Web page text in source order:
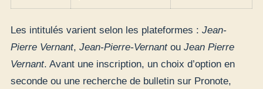
Les intitulés varient selon les plateformes : Jean-
Pierre Vernant, Jean-Pierre-Vernantou Jean Pierre
Vernant. Avant une inscription, un choix d’option en
seconde ou une recherche de bulletin sur Pronote,